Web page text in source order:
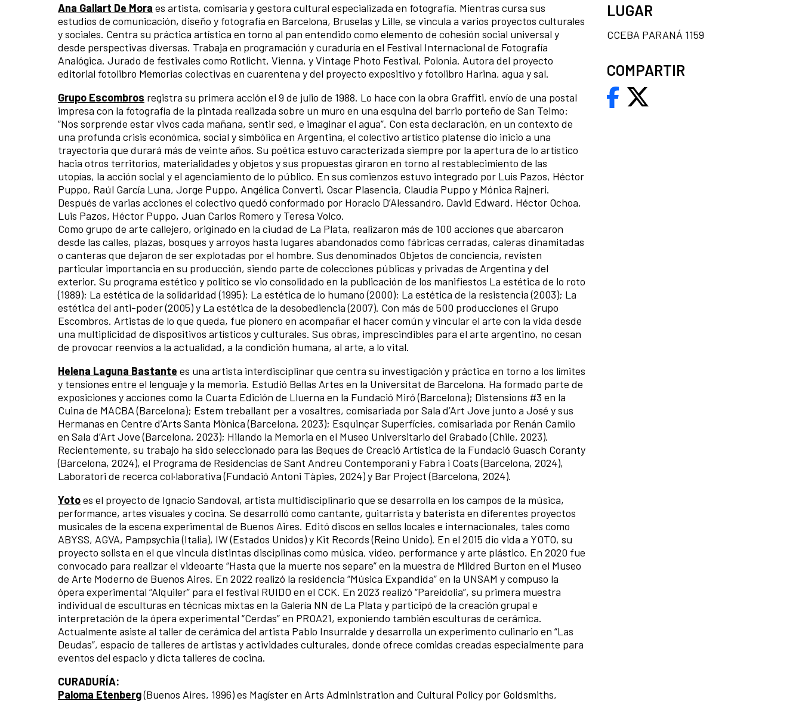
Ana Gallart De Mora es artista, comisaria y gestora cultural especializada en fotografía. Mientras cursa sus
estudios de comunicación, diseño y fotografía en Barcelona, Bruselas y Lille, se vincula a varios proyectos culturales
y sociales. Centra su práctica artística en torno al pan entendido como elemento de cohesión social universal y
desde perspectivas diversas. Trabaja en programación y curaduría en el Festival Internacional de Fotografía
Analógica. Jurado de festivales como Rotlicht, Vienna, y Vintage Photo Festival, Polonia. Autora del proyecto
editorial fotolibro Memorias colectivas en cuarentena y del proyecto expositivo y fotolibro Harina, agua y sal.
Grupo Escombros registra su primera acción el 9 de julio de 1988. Lo hace con la obra Graffiti, envío de una postal
impresa con la fotografía de la pintada realizada sobre un muro en una esquina del barrio porteño de San Telmo:
“Nos sorprende estar vivos cada mañana, sentir sed, e imaginar el agua”. Con esta declaración, en un contexto de
una profunda crisis económica, social y simbólica en Argentina, el colectivo artístico platense dio inicio a una
trayectoria que durará más de veinte años. Su poética estuvo caracterizada siempre por la apertura de lo artístico
hacia otros territorios, materialidades y objetos y sus propuestas giraron en torno al restablecimiento de las
utopías, la acción social y el agenciamiento de lo público. En sus comienzos estuvo integrado por Luis Pazos, Héctor
Puppo, Raúl García Luna, Jorge Puppo, Angélica Converti, Oscar Plasencia, Claudia Puppo y Mónica Rajneri.
Después de varias acciones el colectivo quedó conformado por Horacio D’Alessandro, David Edward, Héctor Ochoa,
Luis Pazos, Héctor Puppo, Juan Carlos Romero y Teresa Volco.
Como grupo de arte callejero, originado en la ciudad de La Plata, realizaron más de 100 acciones que abarcaron
desde las calles, plazas, bosques y arroyos hasta lugares abandonados como fábricas cerradas, caleras dinamitadas
o canteras que dejaron de ser explotadas por el hombre. Sus denominados Objetos de conciencia, revisten
particular importancia en su producción, siendo parte de colecciones públicas y privadas de Argentina y del
exterior. Su programa estético y político se vio consolidado en la publicación de los manifiestos La estética de lo roto
(1989); La estética de la solidaridad (1995); La estética de lo humano (2000); La estética de la resistencia (2003); La
estética del anti-poder (2005) y La estética de la desobediencia (2007). Con más de 500 producciones el Grupo
Escombros. Artistas de lo que queda, fue pionero en acompañar el hacer común y vincular el arte con la vida desde
una multiplicidad de dispositivos artísticos y culturales. Sus obras, imprescindibles para el arte argentino, no cesan
de provocar reenvíos a la actualidad, a la condición humana, al arte, a lo vital.
Helena Laguna Bastante es una artista interdisciplinar que centra su investigación y práctica en torno a los límites
y tensiones entre el lenguaje y la memoria. Estudió Bellas Artes en la Universitat de Barcelona. Ha formado parte de
exposiciones y acciones como la Cuarta Edición de Lluerna en la Fundació Miró (Barcelona); Distensions #3 en la
Cuina de MACBA (Barcelona); Estem treballant per a vosaltres, comisariada por Sala d’Art Jove junto a José y sus
Hermanas en Centre d’Arts Santa Mònica (Barcelona, 2023); Esquinçar Superfícies, comisariada por Renán Camilo
en Sala d’Art Jove (Barcelona, 2023); Hilando la Memoria en el Museo Universitario del Grabado (Chile, 2023).
Recientemente, su trabajo ha sido seleccionado para las Beques de Creació Artística de la Fundació Guasch Coranty
(Barcelona, 2024), el Programa de Residencias de Sant Andreu Contemporani y Fabra i Coats (Barcelona, 2024),
Laboratori de recerca col·laborativa (Fundació Antoni Tàpies, 2024) y Bar Project (Barcelona, 2024).
Yotoes el proyecto de Ignacio Sandoval, artista multidisciplinario que se desarrolla en los campos de la música,
performance, artes visuales y cocina. Se desarrolló como cantante, guitarrista y baterista en diferentes proyectos
musicales de la escena experimental de Buenos Aires. Editó discos en sellos locales e internacionales, tales como
ABYSS, AGVA, Pampsychia (Italia), IW (Estados Unidos) y Kit Records (Reino Unido). En el 2015 dio vida a YOTO, su
proyecto solista en el que vincula distintas disciplinas como música, video, performance y arte plástico. En 2020 fue
convocado para realizar el videoarte “Hasta que la muerte nos separe” en la muestra de Mildred Burton en el Museo
de Arte Moderno de Buenos Aires. En 2022 realizó la residencia “Música Expandida” en la UNSAM y compuso la
ópera experimental “Alquiler” para el festival RUIDO en el CCK. En 2023 realizó “Pareidolia”, su primera muestra
individual de esculturas en técnicas mixtas en la Galería NN de La Plata y participó de la creación grupal e
interpretación de la ópera experimental “Cerdas” en PROA21, exponiendo también esculturas de cerámica.
Actualmente asiste al taller de cerámica del artista Pablo Insurralde y desarrolla un experimento culinario en “Las
Deudas”, espacio de talleres de artistas y actividades culturales, donde ofrece comidas creadas especialmente para
eventos del espacio y dicta talleres de cocina.
CURADURÍA:
Paloma Etenberg(Buenos Aires, 1996) es Magíster en Arts Administration and Cultural Policy por Goldsmiths,
LUGAR
CCEBA PARANÁ 1159
COMPARTIR